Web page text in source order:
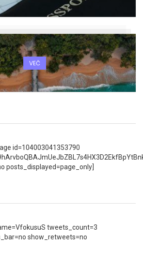
VEČ
id=104003041353790
posts_displayed=page_only]
tweets_count=3
show_retweets=no